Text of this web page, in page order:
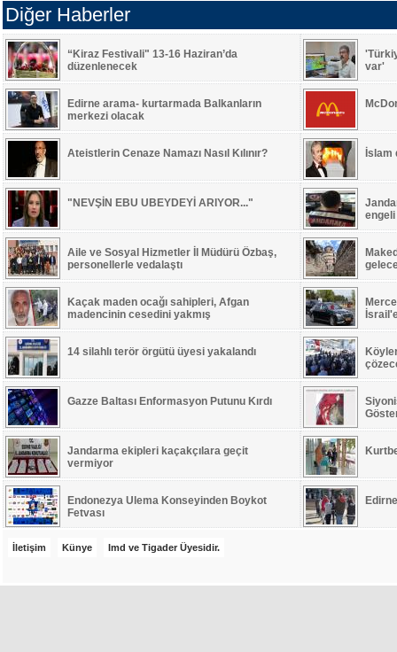
Diğer Haberler
“Kiraz Festivali" 13-16 Haziran’da
düzenlenecek
var'
Edirne arama- kurtarmada Balkanların
merkezi olacak
Ateistlerin Cenaze Namazı Nasıl Kılınır? İslam
"NEVŞİN EBU UBEYDEYİ ARIYOR..."
Aile ve Sosyal Hizmetler İl Müdürü Özbaş,
personellerle vedalaştı
Kaçak maden ocağı sahipleri, Afgan
madencinin cesedini yakmış
14 silahlı terör örgütü üyesi yakalandı
Gazze Baltası Enformasyon Putunu Kırdı
Jandarma ekipleri kaçakçılara geçit
vermiyor
Endonezya Ulema Konseyinden Boykot
Fetvası
İletişim Künye Imd ve Tigader Üyesidir.